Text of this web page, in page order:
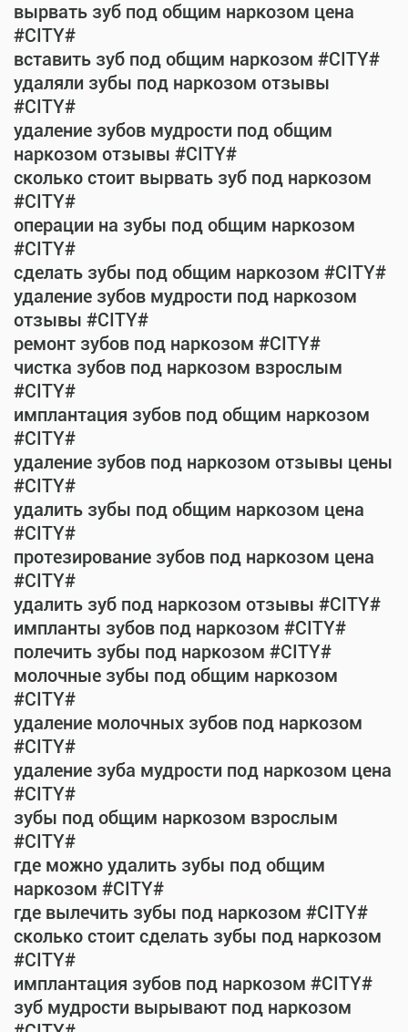
вырвать зуб под общим наркозом цена
#CITY#
вставить зуб под общим наркозом #CITY#
удаляли зубы под наркозом отзывы
#CITY#
удаление зубов мудрости под общим
наркозом отзывы #CITY#
сколько стоит вырвать зуб под наркозом
#CITY#
операции на зубы под общим наркозом
#CITY#
сделать зубы под общим наркозом #CITY#
удаление зубов мудрости под наркозом
отзывы #CITY#
ремонт зубов под наркозом #CITY#
чистка зубов под наркозом взрослым
#CITY#
имплантация зубов под общим наркозом
#CITY#
удаление зубов под наркозом отзывы цены
#CITY#
удалить зубы под общим наркозом цена
#CITY#
протезирование зубов под наркозом цена
#CITY#
удалить зуб под наркозом отзывы #CITY#
импланты зубов под наркозом #CITY#
полечить зубы под наркозом #CITY#
молочные зубы под общим наркозом
#CITY#
удаление молочных зубов под наркозом
#CITY#
удаление зуба мудрости под наркозом цена
#CITY#
зубы под общим наркозом взрослым
#CITY#
где можно удалить зубы под общим
наркозом #CITY#
где вылечить зубы под наркозом #CITY#
сколько стоит сделать зубы под наркозом
#CITY#
имплантация зубов под наркозом #CITY#
зуб мудрости вырывают под наркозом